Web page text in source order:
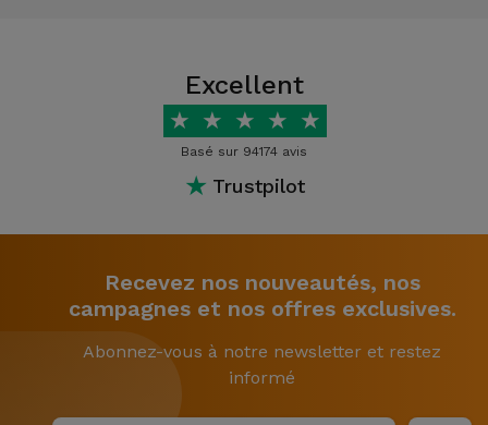
Excellent
★ ★ ★ ★ ★
Basé sur 94174 avis
★ Trustpilot
Recevez nos nouveautés, nos
campagnes et nos offres exclusives.
Abonnez-vous à notre newsletter et restez
informé